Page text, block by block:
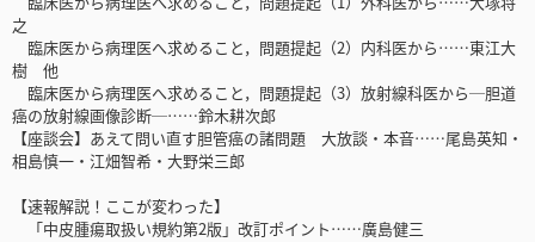
之
臨床医から病理医へ求めること，問題提起（2）内科医から……東江大
樹 他
臨床医から病理医へ求めること，問題提起（3）放射線科医から─胆道
癌の放射線画像診断─……鈴木耕次郎
【座談会】あえて問い直す胆管癌の諸問題 大放談・本音……尾島英知・
相島慎一・江畑智希・大野栄三郎
【速報解説！ここが変わった】
「中皮腫瘍取扱い規約第2版」改訂ポイント……廣島健三